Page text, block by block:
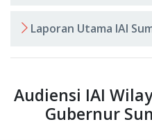
Laporan Utama IAI
Audiensi IAI
Gubernur